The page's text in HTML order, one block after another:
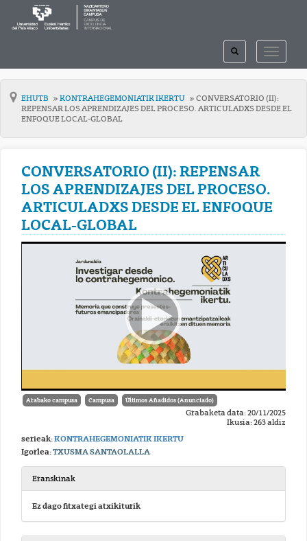
TOGGLE
TOGGLE
SEARCH
EHUTB KONTRAHEGEMONIATIK IKERTU
CONVERSATORIO (II):
REPENSAR LOS APRENDIZAJES DEL PROCESO. ARTICULADXS DESDE EL
ENFOQUE LOCAL-GLOBAL
CONVERSATORIO (II): REPENSAR
LOS APRENDIZAJES DEL PROCESO.
ARTICULADXS DESDE EL ENFOQUE
LOCAL-GLOBAL
Arabako campusa Campusa Últimos Añadidos (Anunciado)
Grabaketa data: 20/11/2025
Ikusia: 263 aldiz
serieak:KONTRAHEGEMONIATIK IKERTU
Igorlea:TXUSMA SANTAOLALLA
Eranskinak
Ez dago fitxategi atxikiturik